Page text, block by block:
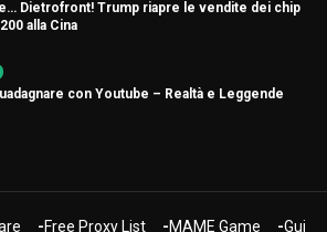
Dietrofront! Trump riapre le vendite dei chip
alla Cina
con Youtube – Realtà e Leggende
Free Proxy List MAME Game Guide